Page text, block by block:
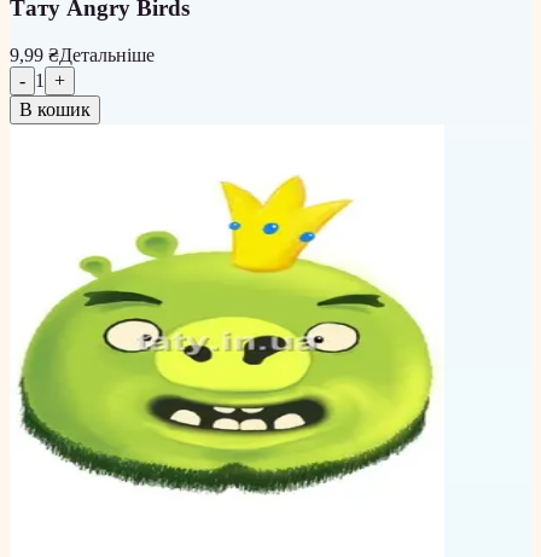
Тату Angry Birds
9,99 ₴Детальніше
- 1
+
В кошик